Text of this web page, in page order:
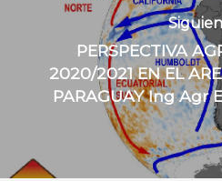
PERSPECTIVA
2020/2021 EN EL
PARAGUAY Ing Agr